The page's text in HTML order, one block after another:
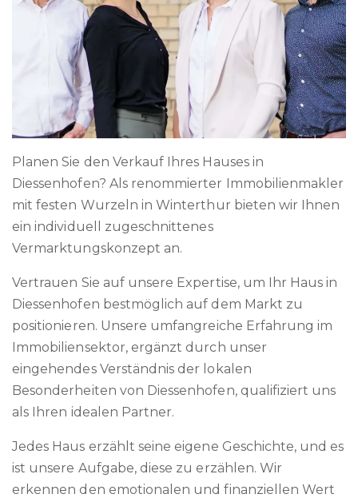
Planen Sie den Verkauf Ihres Hauses in
Diessenhofen? Als renommierter Immobilienmakler
mit festen Wurzeln in Winterthur bieten wir Ihnen
ein individuell zugeschnittenes
Vermarktungskonzept an.
Vertrauen Sie auf unsere Expertise, um Ihr Haus in
Diessenhofen bestmöglich auf dem Markt zu
positionieren. Unsere umfangreiche Erfahrung im
Immobiliensektor, ergänzt durch unser
eingehendes Verständnis der lokalen
Besonderheiten von Diessenhofen, qualifiziert uns
als Ihren idealen Partner.
Jedes Haus erzählt seine eigene Geschichte, und es
ist unsere Aufgabe, diese zu erzählen. Wir
erkennen den emotionalen und finanziellen Wert